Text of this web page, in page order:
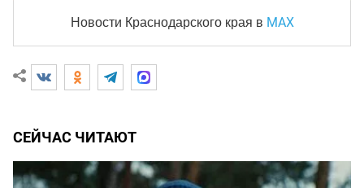
Новости Краснодарского края в MAX
СЕЙЧАС ЧИТАЮТ